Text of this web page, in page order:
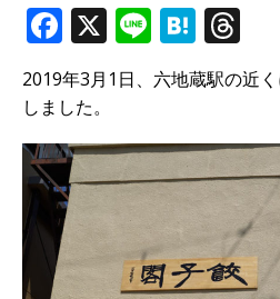
F
a
c
e
b
o
o
k
X Li
n
e
H
at
e
n
a
h
r
e
a
d
s
2019年3月1日、六地蔵駅の近
しました。